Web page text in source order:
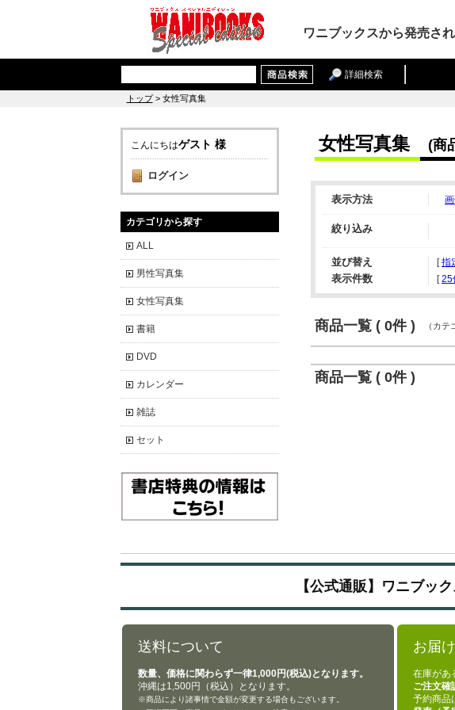
ワニブックスから発売さ
詳細検索
トップ> 女性写真集
こんにちはゲスト 様
ログイン
カテゴリから探す
ALL
男性写真集
女性写真集
書籍
DVD
カレンダー
雑誌
セット
女性写真集 (商
表示方法
絞り込み
並び替え [指
表示件数 [ 25
商品一覧 ( 0件 ) （カテ
商品一覧 ( 0件 )
【公式通販】ワニブッ
送料について
数量、価格に関わらず一律1,000円(税込)となります。
沖縄は1,500円（税込）となります。
※商品により諸事情で金額が変更する場合もございます。
お届
在庫があ
ご注文確
予約商品